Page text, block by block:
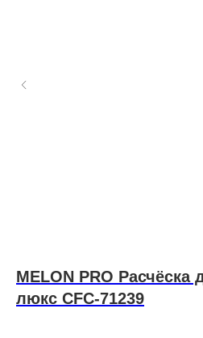
MELON PRO Расчёска
люкс CFC-71239